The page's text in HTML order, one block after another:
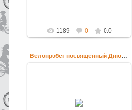
1189 0 0.0
Велопробег посвящённый Дню России
Велопробег посвящённый Дню
России